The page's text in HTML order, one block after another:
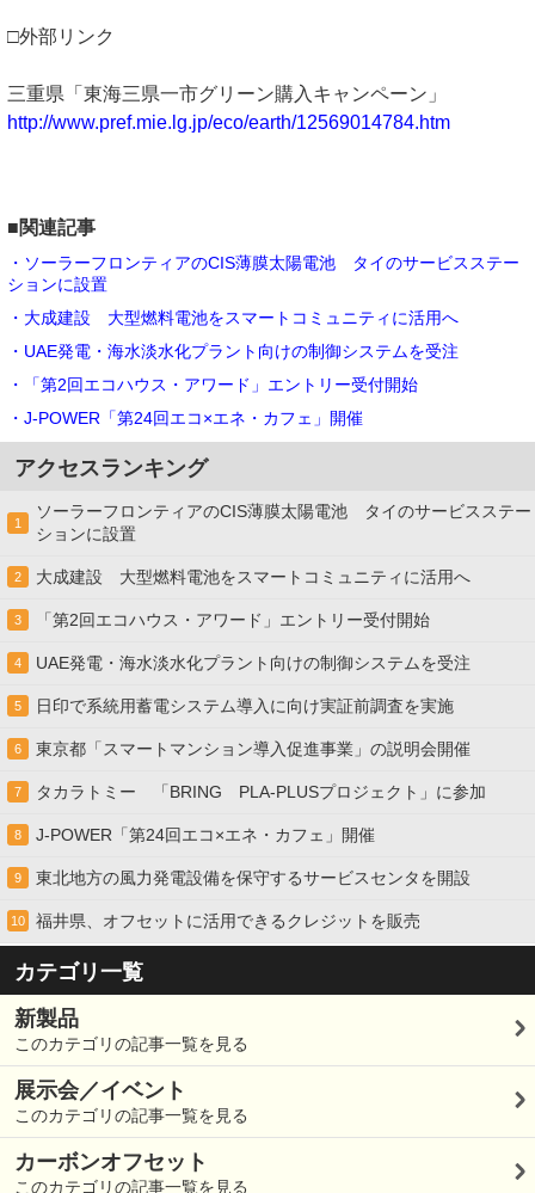
□外部リンク
三重県「東海三県一市グリーン購入キャンペーン」
http://www.pref.mie.lg.jp/eco/earth/12569014784.htm
■関連記事
・ソーラーフロンティアのCIS薄膜太陽電池 タイのサービスステー
ションに設置
・大成建設 大型燃料電池をスマートコミュニティに活用へ
・UAE発電・海水淡水化プラント向けの制御システムを受注
・「第2回エコハウス・アワード」エントリー受付開始
・J-POWER「第24回エコ×エネ・カフェ」開催
アクセスランキング
1
ソーラーフロンティアのCIS薄膜太陽電池 タイのサービスステー
ションに設置
2 大成建設 大型燃料電池をスマートコミュニティに活用へ
3 「第2回エコハウス・アワード」エントリー受付開始
4 UAE発電・海水淡水化プラント向けの制御システムを受注
5 日印で系統用蓄電システム導入に向け実証前調査を実施
6 東京都「スマートマンション導入促進事業」の説明会開催
7 タカラトミー 「BRING PLA-PLUSプロジェクト」に参加
8 J-POWER「第24回エコ×エネ・カフェ」開催
9 東北地方の風力発電設備を保守するサービスセンタを開設
10 福井県、オフセットに活用できるクレジットを販売
カテゴリ一覧
新製品
このカテゴリの記事一覧を見る
展示会／イベント
このカテゴリの記事一覧を見る
カーボンオフセット
このカテゴリの記事一覧を見る